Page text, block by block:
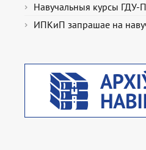
Навучальныя курсы ГДУ-
ИПКиП запрашае на